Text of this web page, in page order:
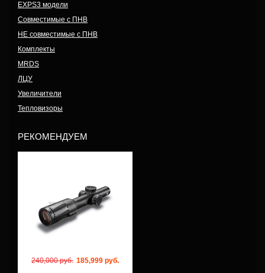
EXPS3 модели
Совместимые с ПНВ
НЕ совместимые с ПНВ
Комплекты
MRDS
ЛЦУ
Увеличители
Тепловизоры
РЕКОМЕНДУЕМ
240,000 руб. 185,999 руб.